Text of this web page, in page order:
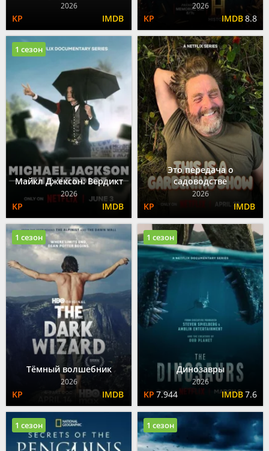
2026 2026
8.8
Майкл Джексон: Вердикт
2026
1 сезон
Это передача о
садоводстве
2026
Тёмный волшебник
2026
1 сезон
Динозавры
2026
7.944 7.6
1 сезон
1 сезон 1 сезон